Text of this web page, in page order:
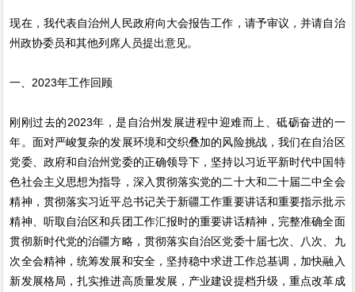
现在，我代表自治州人民政府向大会报告工作，请予审议，并请自治
州政协委员和其他列席人员提出意见。
一、2023年工作回顾
刚刚过去的2023年，是自治州发展进程中迎难而上、砥砺奋进的一
年。面对严峻复杂的发展环境和交织叠加的风险挑战，我们在自治区
党委、政府和自治州党委的正确领导下，坚持以习近平新时代中国特
色社会主义思想为指导，深入贯彻落实党的二十大和二十届二中全会
精神，贯彻落实习近平总书记关于新疆工作重要讲话和重要指示批示
精神、听取自治区和兵团工作汇报时的重要讲话精神，完整准确全面
贯彻新时代党的治疆方略，贯彻落实自治区党委十届七次、八次、九
次全会精神，统筹发展和安全，坚持稳中求进工作总基调，加快融入
新发展格局，扎实推进高质量发展，产业建设提档升级，重点改革成